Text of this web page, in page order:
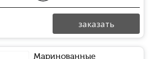
заказать
Маринованные